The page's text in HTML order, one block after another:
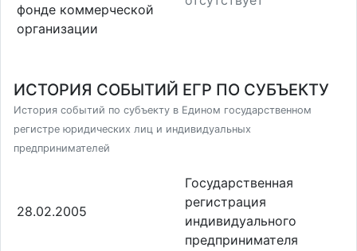
фонде коммерческой
организации
ИСТОРИЯ СОБЫТИЙ ЕГР ПО СУБЪЕКТУ
История событий по субъекту в Едином государственном
регистре юридических лиц и индивидуальных
предпринимателей
28.02.2005
Государственная
регистрация
индивидуального
предпринимателя